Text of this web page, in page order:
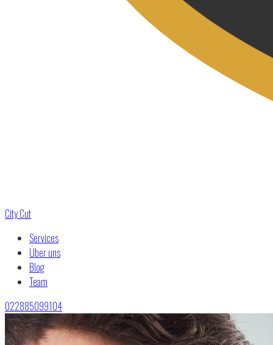
City Cut
Services
Über uns
Blog
Team
022885099104